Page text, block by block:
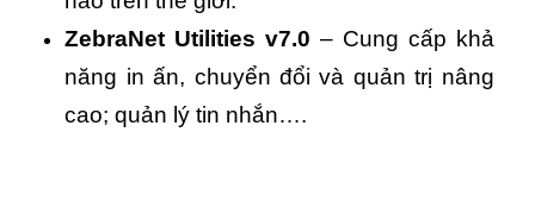
ZebraNet Utilities v7.0 – Cung cấp khả
năng in ấn, chuyển đổi và quản trị nâng
cao; quản lý tin nhắn….